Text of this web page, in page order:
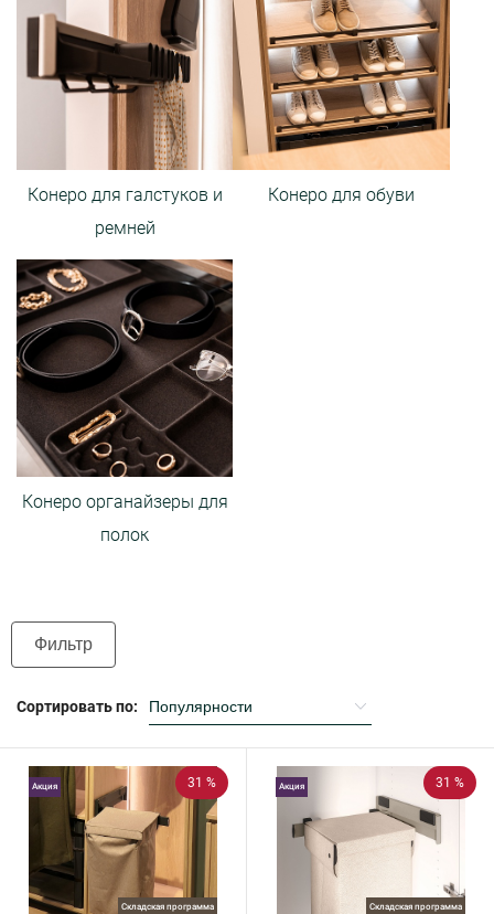
Конеро для галстуков и
ремней
Конеро для обуви
Конеро органайзеры для
полок
Фильтр
Сортировать по:
31 %
Складская программа
Акция 31 %
Складская программа
Акция